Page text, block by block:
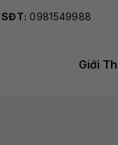
SĐT: 0981549988
Giới